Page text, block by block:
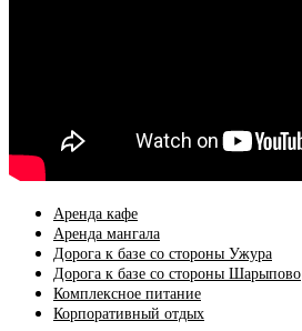
Аренда кафе
Аренда мангала
Дорога к базе со стороны Ужура
Дорога к базе со стороны Шарыпово
Комплексное питание
Корпоративный отдых